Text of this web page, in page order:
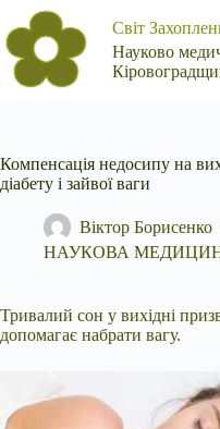
Перейти
до
вмісту
Світ
Науково
Компенсація недосипу на
діабету і зайвої ваги
Віктор Борисенко
НАУКОВА
Тривалий сон у вихідні
допомагає набрати вагу.